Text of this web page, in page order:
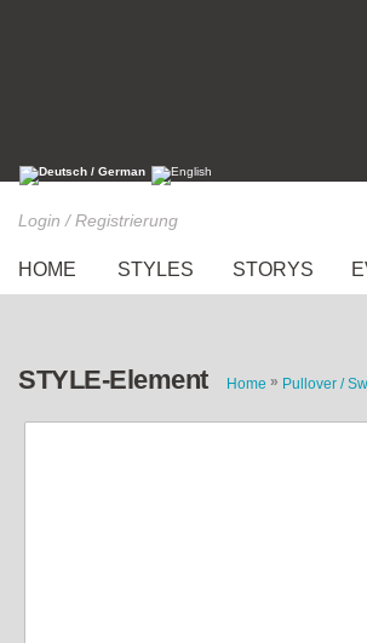
Login / Registrierung
HOME STYLES STORYS
STYLE-Element Home » Pullover /